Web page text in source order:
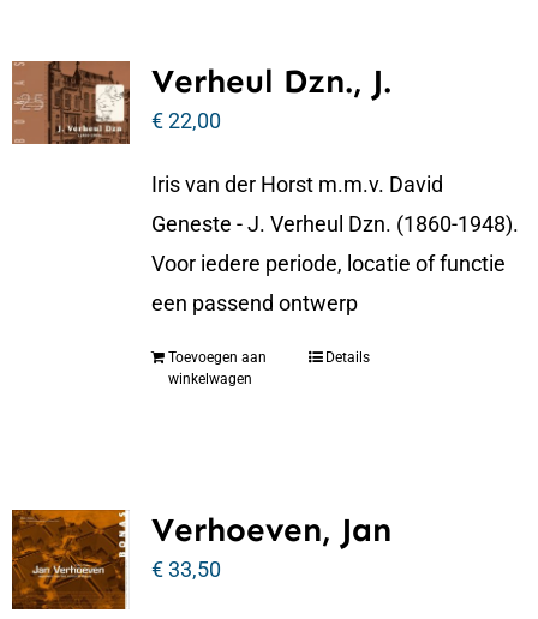
Verheul Dzn., J.
€22,00
Iris van der Horst m.m.v. David
Geneste - J. Verheul Dzn. (1860-1948).
Voor iedere periode, locatie of functie
een passend ontwerp
Toevoegen aan
winkelwagen
Details
Verhoeven, Jan
€33,50